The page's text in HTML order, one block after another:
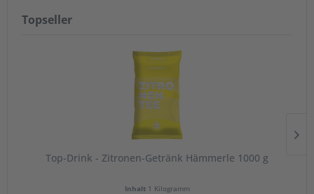
Topseller
Top-Drink - Zitronen-Getränk Hämmerle 1000 g
Inhalt 1 Kilogramm